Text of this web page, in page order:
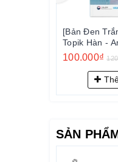
Giáo trình EPS
Bản Mới 2024
상생활 한국어)
[Bản
trình
Mới 2024
NEW
생활
SẢN